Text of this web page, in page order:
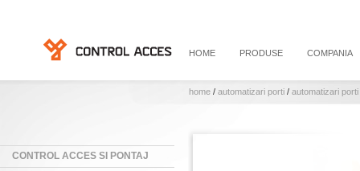
HOME PRODUSE COMPANIA
home / automatizari porti / automatizari
CONTROL ACCES SI PONTAJ